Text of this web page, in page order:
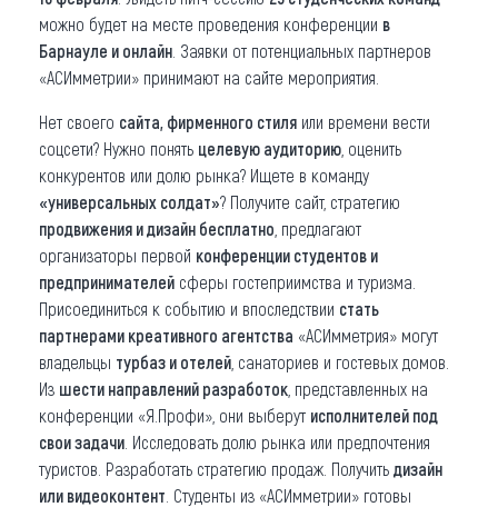
можно будет на месте проведения конференции в
Барнауле и онлайн . Заявки от потенциальных партнеров
«АСИмметрии» принимают на сайте мероприятия.
Нет своего сайта, фирменного стиля или времени вести
соцсети? Нужно понять целевую аудиторию , оценить
конкурентов или долю рынка? Ищете в команду
«универсальных солдат»? Получите сайт, стратегию
продвижения и дизайн бесплатно , предлагают
организаторы первой конференции студентов и
предпринимателей сферы гостеприимства и туризма.
Присоединиться к событию и впоследствии стать
партнерами креативного агентства «АСИмметрия» могут
владельцы турбаз и отелей , санаториев и гостевых домов.
Из шести направлений разработок , представленных на
конференции «Я.Профи», они выберут исполнителей под
свои задачи . Исследовать долю рынка или предпочтения
туристов. Разработать стратегию продаж. Получить дизайн
или видеоконтент . Студенты из «АСИмметрии» готовы